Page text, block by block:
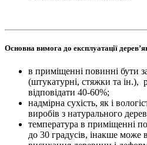
Основна вимога до експлуатації
в приміщенні повинні бути
(штукатурні, стяжки та ін.),
відповідати 40-60%;
надмірна сухість, як і
виробів з натурального
температура в приміщенні
до 30 градусів, інакше може